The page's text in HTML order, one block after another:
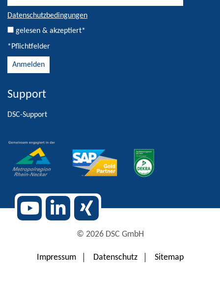
Datenschutzbedingungen
gelesen & akzeptiert*
*Pflichtfelder
Alternative:
Support
DSC-Support
© 2026 DSC GmbH
Impressum Datenschutz Sitemap